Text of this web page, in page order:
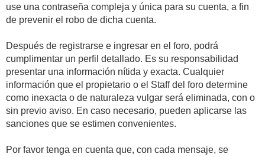
use una contraseña compleja y única para su cuenta, a fin
de prevenir el robo de dicha cuenta.
Después de registrarse e ingresar en el foro, podrá
cumplimentar un perfil detallado. Es su responsabilidad
presentar una información nítida y exacta. Cualquier
información que el propietario o el Staff del foro determine
como inexacta o de naturaleza vulgar será eliminada, con o
sin previo aviso. En caso necesario, pueden aplicarse las
sanciones que se estimen convenientes.
Por favor tenga en cuenta que, con cada mensaje, se